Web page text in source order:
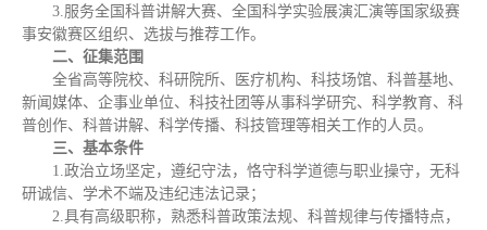
3.服务全国科普讲解大赛、全国科学实验展演汇演等国家级赛
事安徽赛区组织、选拔与推荐工作。
二、征集范围
全省高等院校、科研院所、医疗机构、科技场馆、科普基地、
新闻媒体、企事业单位、科技社团等从事科学研究、科学教育、科
普创作、科普讲解、科学传播、科技管理等相关工作的人员。
三、基本条件
1.政治立场坚定，遵纪守法，恪守科学道德与职业操守，无科
研诚信、学术不端及违纪违法记录；
2.具有高级职称，熟悉科普政策法规、科普规律与传播特点，